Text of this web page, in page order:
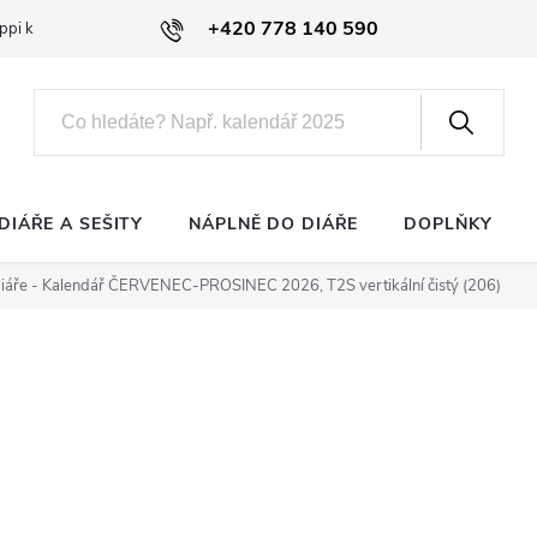
+420 778 140 590
klub
DIÁŘE A SEŠITY NÁPLNĚ DO DIÁŘE DOPLŇKY
- Kalendář ČERVENEC-PROSINEC 2026, T2S vertikální čistý (206)